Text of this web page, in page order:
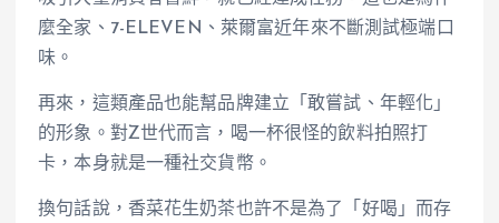
麼全家、7-ELEVEN、萊爾富近年來不斷測試極端口
味。
再來，這類產品也能幫品牌建立「敢嘗試、年輕化」
的形象。對Z世代而言，喝一杯很怪的飲料拍照打
卡，本身就是一種社交貨幣。
換句話說，香菜花生奶茶也許不是為了「好喝」而存